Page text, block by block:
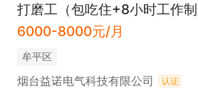
打磨工（包吃住+8小时工作制
6000-8000元/月
牟平区
烟台益诺电气科技有限公司 认证